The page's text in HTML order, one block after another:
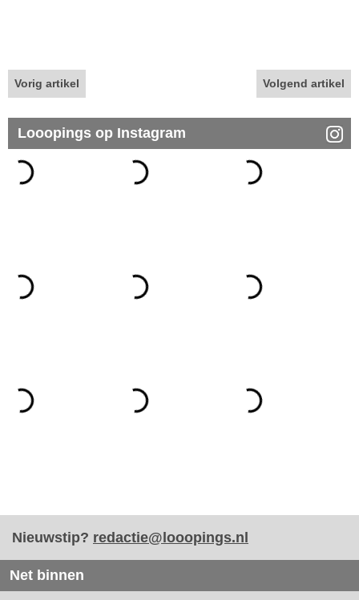
Vorig artikel Volgend artikel
Looopings op Instagram
Nieuwstip? redactie@looopings.nl
Net binnen